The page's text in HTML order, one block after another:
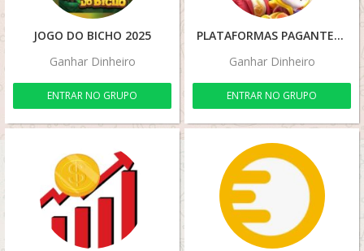
JOGO DO BICHO 2025
Ganhar Dinheiro
ENTRAR NO GRUPO
PLATAFORMAS PAGANTES
Ganhar Dinheiro
ENTRAR NO GRUPO